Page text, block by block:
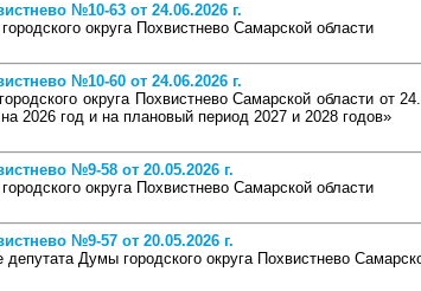
№10-63 от 24.06.2026 г.
округа Похвистнево Самарской области
№10-60 от 24.06.2026 г.
округа Похвистнево Самарской области от
2026 год и на плановый период 2027 и 2028 годов»
№9-58 от 20.05.2026 г.
округа Похвистнево Самарской области
№9-57 от 20.05.2026 г.
Думы городского округа Похвистнево